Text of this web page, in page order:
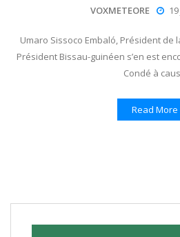
VOXMETEORE
Umaro Sissoco Embaló, Président de
Président Bissau-guinéen s’en est
Condé à
Read More